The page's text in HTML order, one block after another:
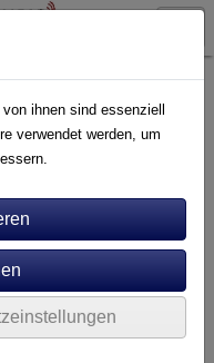
ihnen sind essenziell
verwendet werden, um